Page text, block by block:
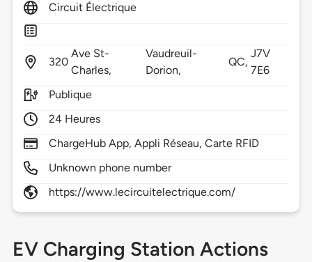
Circuit Électrique
320
Ave St-
Charles,
Vaudreuil-
Dorion,
QC,
J7V
7E6
Publique
24 Heures
ChargeHub App, Appli Réseau, Carte RFID
Unknown phone number
https://www.lecircuitelectrique.com/
EV Charging Station Actions